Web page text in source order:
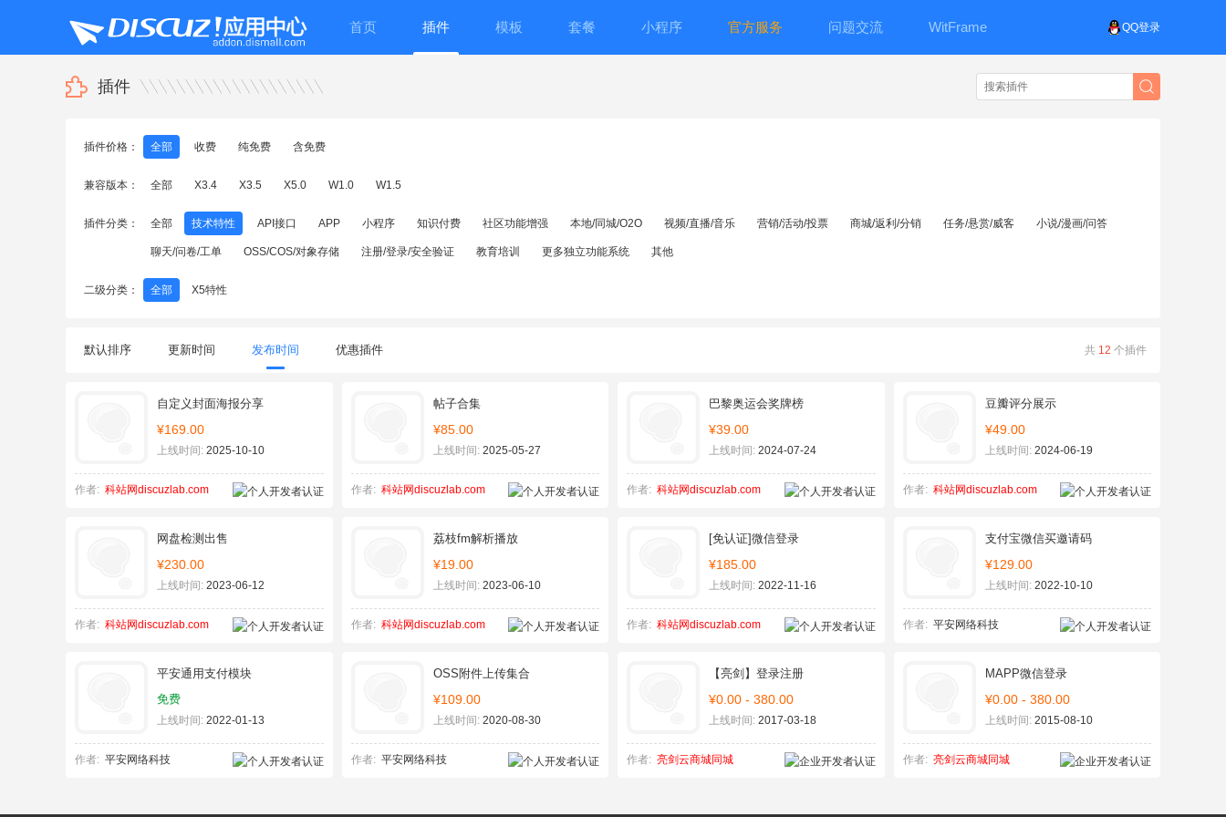
QQ登录
首页 插件 模板 套餐 小程序 官方服务 问题交流 WitFrame
插件
插件价格： 全部 收费 纯免费 含免费
兼容版本： 全部 X3.4 X3.5 X5.0 W1.0 W1.5
插件分类： 全部 技术特性 API接口 APP 小程序 知识付费 社区功能增强 本地/同城/O2O 视频/直播/音乐 营销/活动/投票 商城/返利/分销 任务/悬赏/威客 小说/漫画/问答
聊天/问卷/工单 OSS/COS/对象存储 注册/登录/安全验证 教育培训 更多独立功能系统 其他
二级分类： 全部 X5特性
共 12 个插件
默认排序 更新时间 发布时间 优惠插件
自定义封面海报分享
¥169.00
上线时间: 2025-10-10
作者: 科站网discuzlab.com
帖子合集
¥85.00
上线时间:2025-05-27
作者: 科站网discuzlab.com
巴黎奥运会奖牌榜
¥39.00
上线时间: 2024-07-24
作者: 科站网discuzlab.com
豆瓣评分展示
¥49.00
上线时间:2024-06-19
作者: 科站网discuzlab.com
网盘检测出售
¥230.00
上线时间: 2023-06-12
作者: 科站网discuzlab.com
荔枝fm解析播放
¥19.00
上线时间:2023-06-10
作者: 科站网discuzlab.com
[免认证]微信登录
¥185.00
上线时间: 2022-11-16
作者: 科站网discuzlab.com
支付宝微信买邀请码
¥129.00
上线时间:2022-10-10
作者: 平安网络科技
平安通用支付模块
免费
上线时间: 2022-01-13
作者: 平安网络科技
OSS附件上传集合
¥109.00
上线时间:2020-08-30
作者: 平安网络科技
【亮剑】登录注册
¥0.00 - 380.00
上线时间: 2017-03-18
作者: 亮剑云商城同城
MAPP微信登录
¥0.00 - 380.00
上线时间:2015-08-10
作者: 亮剑云商城同城